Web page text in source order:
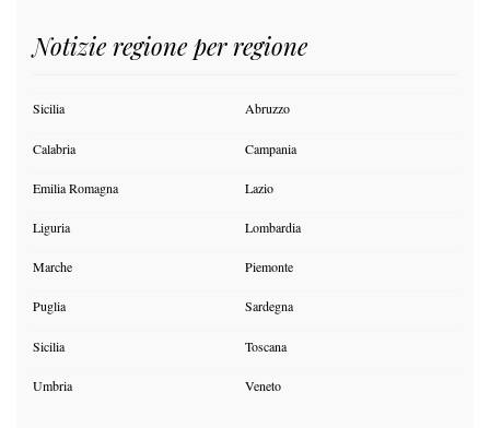
Notizie regione per regione
Sicilia Abruzzo
Calabria Campania
Emilia Romagna Lazio
Liguria Lombardia
Marche Piemonte
Puglia Sardegna
Sicilia Toscana
Umbria Veneto